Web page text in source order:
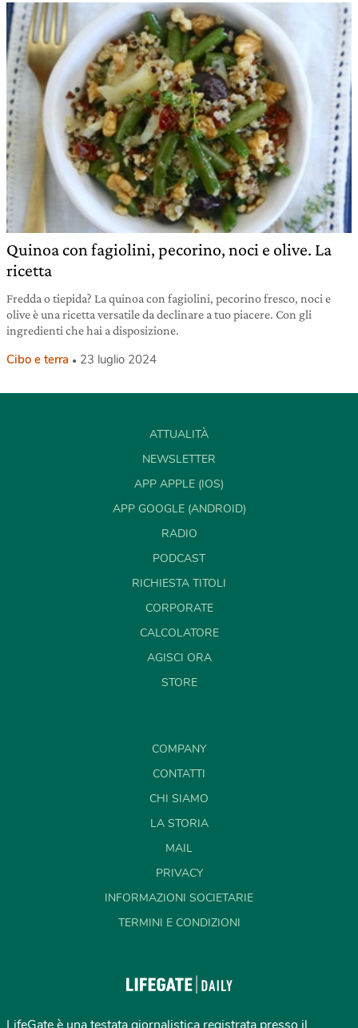
Quinoa con fagiolini, pecorino, noci e olive. La
ricetta
Fredda o tiepida? La quinoa con fagiolini, pecorino fresco, noci e
olive è una ricetta versatile da declinare a tuo piacere. Con gli
ingredienti che hai a disposizione.
Cibo e terra 23 luglio 2024
ATTUALITÀ
NEWSLETTER
APP APPLE (IOS)
APP GOOGLE (ANDROID)
RADIO
PODCAST
RICHIESTA TITOLI
CORPORATE
CALCOLATORE
AGISCI ORA
STORE
COMPANY
CONTATTI
CHI SIAMO
LA STORIA
MAIL
PRIVACY
INFORMAZIONI SOCIETARIE
TERMINI E CONDIZIONI